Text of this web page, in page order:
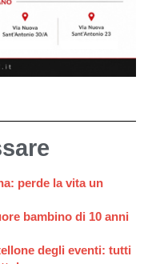
perde la vita un
bambino di 10 anni
degli eventi: tutti